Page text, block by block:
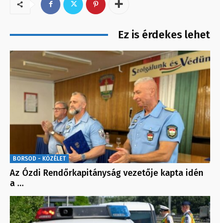
Ez is érdekes lehet
BORSOD - KÖZÉLET
Az Ózdi Rendőrkapitányság vezetője kapta idén
a …